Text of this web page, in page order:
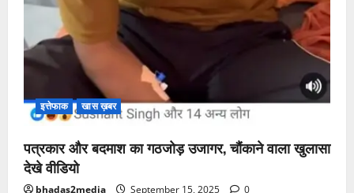
इत्तेफाक खास ख़बर
पत्रकार और बदमाश का गठजोड़ उजागर, चौंकाने वाला खुलासा
देखे वीडियो
bhadas2media September 15, 2025 0